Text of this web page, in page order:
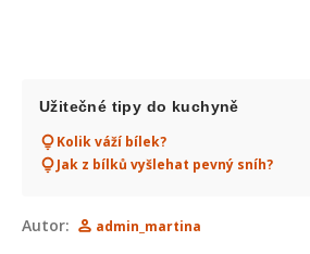
Užitečné tipy do kuchyně
Kolik váží bílek?
Jak z bílků vyšlehat pevný sníh?
Autor: admin_martina